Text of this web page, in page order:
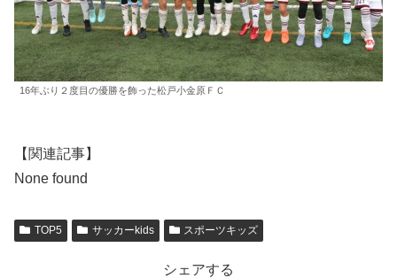
16年ぶり２度目の優勝を飾った松戸小金原ＦＣ
【関連記事】
None found
TOP5 サッカーkids スポーツキッズ
シェアする